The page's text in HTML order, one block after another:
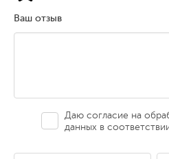
Ваш отзыв
Даю согласие на
данных в